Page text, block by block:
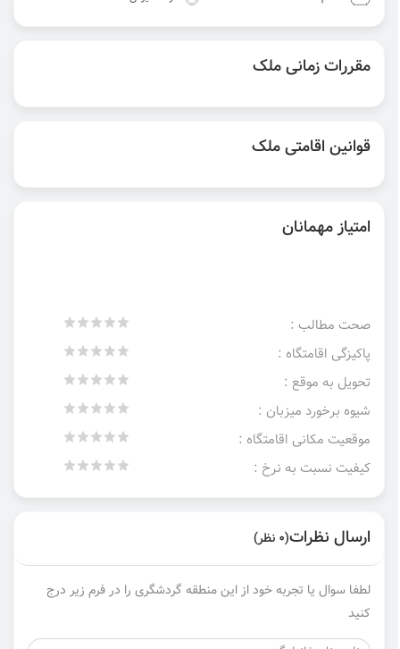
مقررات زمانی ملک
قوانین اقامتی ملک
امتیاز مهمانان
صحت مطالب :
پاکیزگی اقامتگاه :
تحویل به موقع :
شیوه برخورد میزبان :
موقعیت مکانی اقامتگاه :
کیفیت نسبت به نرخ :
ارسال نظرات(0 نظر)
لطفا سوال یا تجربه خود از این منطقه گردشگری را در فرم زیر درج
کنید